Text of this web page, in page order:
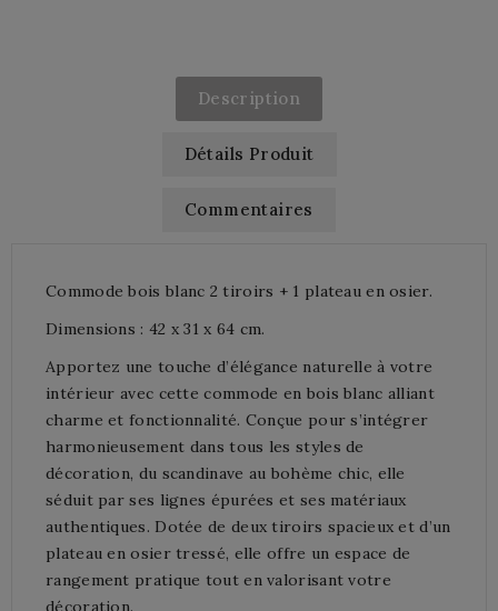
Description
Détails Produit
Commentaires
Commode bois blanc 2 tiroirs + 1 plateau en osier.
Dimensions : 42 x 31 x 64 cm.
Apportez une touche d’élégance naturelle à votre
intérieur avec cette commode en bois blanc alliant
charme et fonctionnalité. Conçue pour s’intégrer
harmonieusement dans tous les styles de
décoration, du scandinave au bohème chic, elle
séduit par ses lignes épurées et ses matériaux
authentiques. Dotée de deux tiroirs spacieux et d’un
plateau en osier tressé, elle offre un espace de
rangement pratique tout en valorisant votre
décoration.